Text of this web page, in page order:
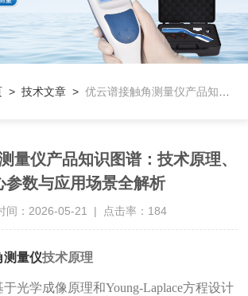
>技术文章 >优云谱接触角测量仪产品知识图谱：技术原理、核心参数与应用场景全解析
量仪产品知识图谱：技术原理、
参数与应用场景全解析
间：2026-05-21 | 点击率：184
测量仪技术原理
光学成像原理和Young-Laplace方程设计